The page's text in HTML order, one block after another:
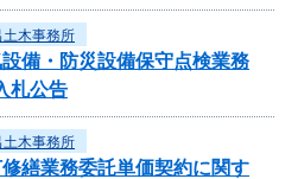
土木事務所
備・防災設備保守点検業務
札公告
土木事務所
繕業務委託単価契約に関す